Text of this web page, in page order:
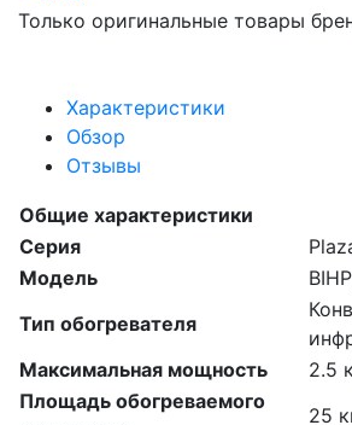
Только оригинальные товары
Характеристики
Обзор
Отзывы
Общие характеристики
Серия
Модель
Тип обогревателя
Максимальная мощность
2.5
Площадь обогреваемого
25